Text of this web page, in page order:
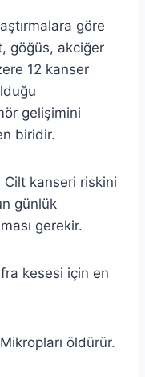
göre
göğüs, akciğer
12 kanser
gelişimini
biridir.
Cilt kanseri riskini
günlük
gerekir.
kesesi için en
öldürür.